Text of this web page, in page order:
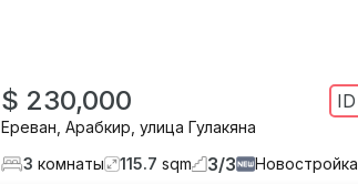
$ 230,000 ID
Ереван Арабкир улица Гулакяна
3 комнаты 115.7 sqm 3/3 Новостройка